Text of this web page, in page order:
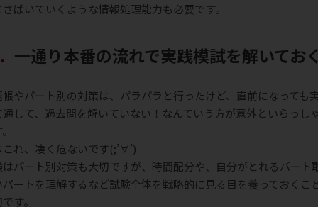
ばいていくような情報処理能力も必要です。
１．一通り本番の流れで実践模試を解いてお
やパート別の対策は、パラパラと行ったけど、直前になっても
して、過去問を解いていない！なんていう方が意外といらっし
れ、凄く危ないです(;’∀’)
はパート別対策も大切ですが、時間配分や、自分がとれるパート
ートを理解するなど試験全体を戦略的に見る目を養っておくこ
す。